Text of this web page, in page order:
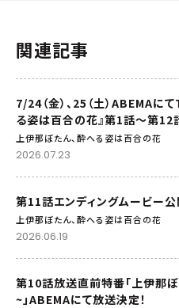
関連記事
7/24（金）、25（土）ABEMAに
る姿は百合の花』第1話～第12
上伊那ぼたん、酔へる姿は百合の花
2026.07.23
第11話エンディングムービー公
上伊那ぼたん、酔へる姿は百合の花
2026.06.19
第10話放送直前特番「上伊那
~」ABEMAにて放送決定！